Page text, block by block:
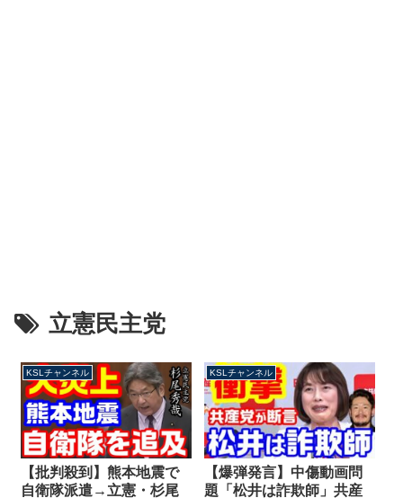
立憲民主党
KSLチャンネル
【批判殺到】熊本地震で
自衛隊派遣→立憲・杉尾
KSLチャンネル
【爆弾発言】中傷動画問
題「松井は詐欺師」共産